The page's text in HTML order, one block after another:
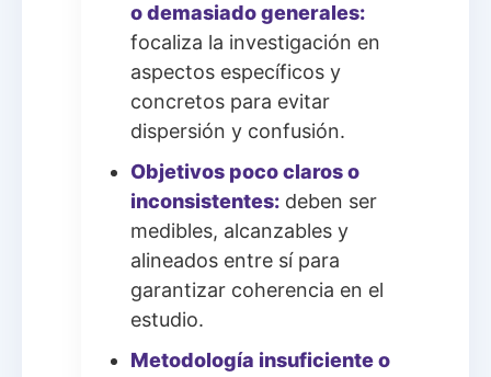
o demasiado generales:
focaliza la investigación en
aspectos específicos y
concretos para evitar
dispersión y confusión.
Objetivos poco claros o
inconsistentes: deben ser
medibles, alcanzables y
alineados entre sí para
garantizar coherencia en el
estudio.
Metodología insuficiente o